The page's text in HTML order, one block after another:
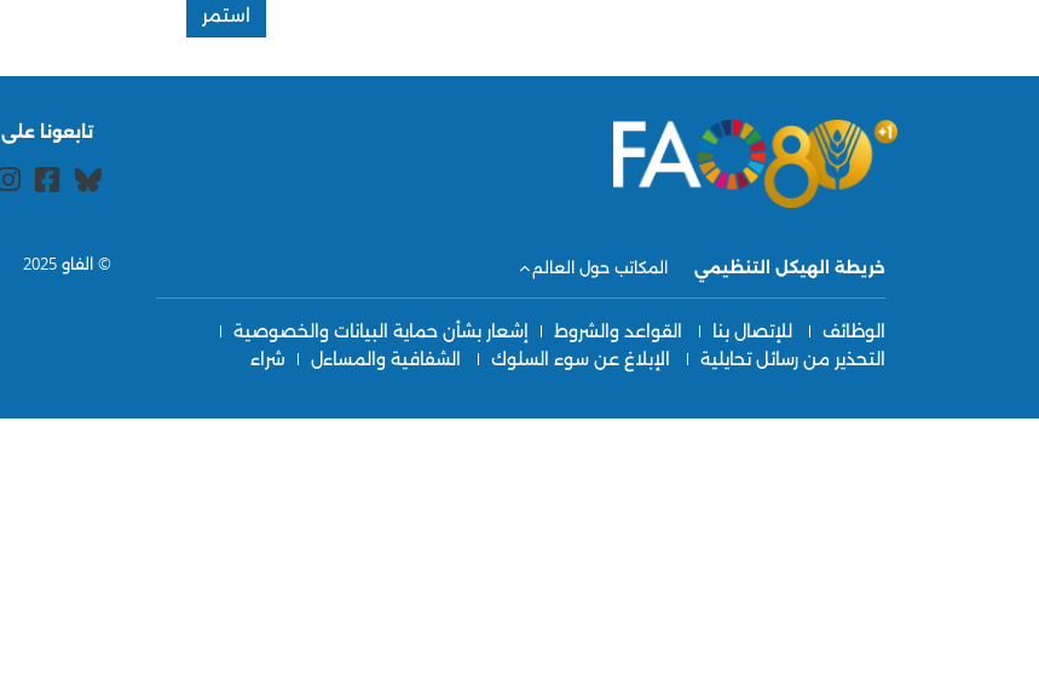
استمر
تابعونا على
خريطة الهيكل التنظيمي المكاتب حول العالم
الوظائف للإتصال بنا القواعد والشروط
إشعار بشأن حماية البيانات والخصوصية
التحذير من رسائل تحايلية
الإبلاغ عن سوء السلوك الشفافية والمساءل شراء
© الفاو 2025